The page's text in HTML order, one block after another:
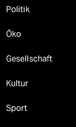
Politik
Öko
Gesellschaft
Kultur
Sport